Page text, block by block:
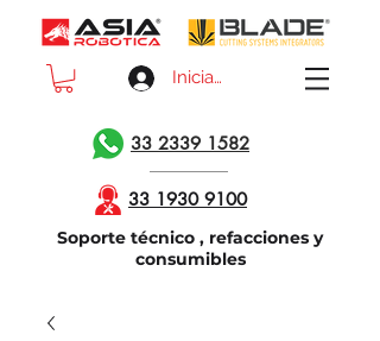
Iniciar sesión
33 2339 1582
33 1930 9100
Soporte técnico , refacciones y
consumibles